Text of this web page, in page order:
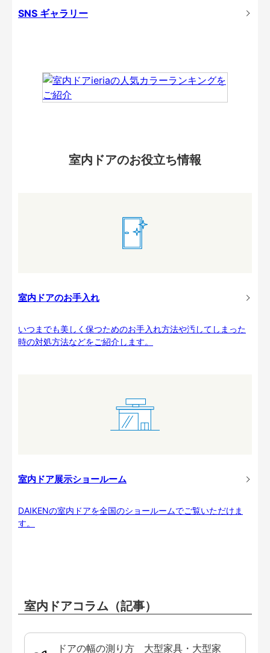
SNS ギャラリー
室内ドアのお役立ち情報
室内ドアのお手入れ
いつまでも美しく保つためのお手入れ方法や汚してしまった
時の対処方法などをご紹介します。
室内ドア展示ショールーム
DAIKENの室内ドアを全国のショールームでご覧いただけま
す。
室内ドアコラム（記事）
ドアの幅の測り方 大型家具・大型家